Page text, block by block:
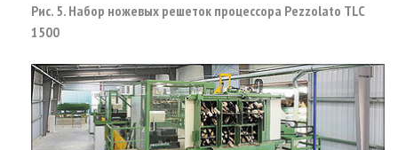
Рис. 5. Набор ножевых решеток процессора Pezzolato TLC
1500